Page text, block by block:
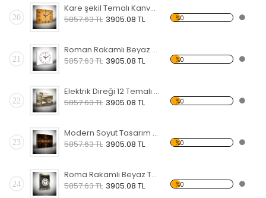
20
Kare şekil Temalı Kanvas Saat
5857.63 TL 3905.08 TL %0
21
Roman Rakamlı Beyaz 2 Temalı Kanvas Saat
5857.63 TL 3905.08 TL %0
22
Elektrik Direği 12 Temalı Kanvas Saat
5857.63 TL 3905.08 TL %0
23
Modern Soyut Tasarım 17 Temalı Kanvas Saat
5857.63 TL 3905.08 TL %0
24
Roma Rakamlı Beyaz Temalı Kanvas Saat
5857.63 TL 3905.08 TL %0